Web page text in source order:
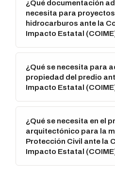
¿Qué documentación
necesita para
hidrocarburos ante la
Impacto Estatal
¿Qué se necesita para
propiedad del predio
Impacto Estatal
¿Qué se necesita en el
arquitectónico para la
Protección Civil ante la
Impacto Estatal